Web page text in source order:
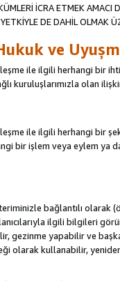
İCRA ETMEK AMACI
DE DAHİL OLMAK
ve
ile ilgili herhangi bir
kuruluşlarımızla olan
ile ilgili herhangi bir
bir işlem veya eylem ya
bağlantılı olarak
ilgili bilgileri
gezinme yapabilir ve
olarak kullanabilir,